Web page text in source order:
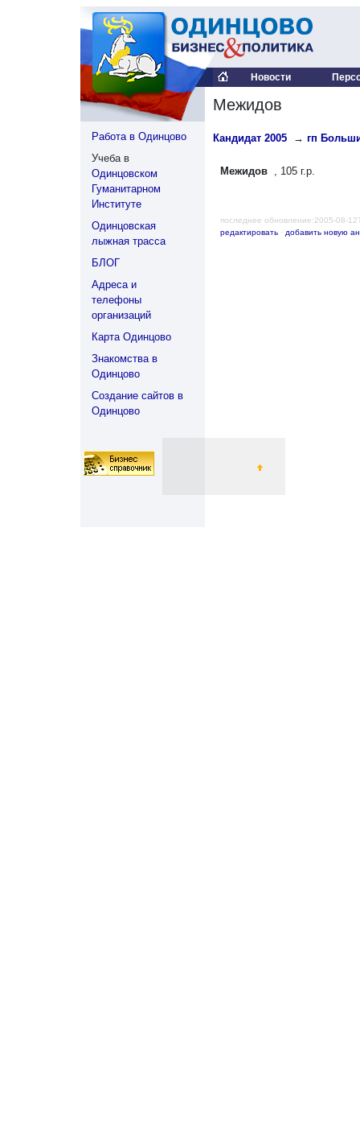
Новости
Работа в Одинцово
Учеба в
Одинцовском
Гуманитарном
Институте
Одинцовская
лыжная трасса
БЛОГ
Адреса и
телефоны
организаций
Карта Одинцово
Знакомства в
Одинцово
Создание сайтов в
Одинцово
Межидов
Кандидат 2005 → гп
Межидов , 105 г.р.
последнее обновление:2005-08-
редактировать · добавить новую